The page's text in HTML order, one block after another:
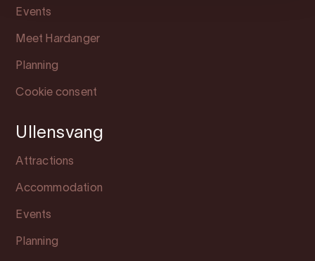
Events
Meet Hardanger
Planning
Cookie consent
Ullensvang
Attractions
Accommodation
Events
Planning